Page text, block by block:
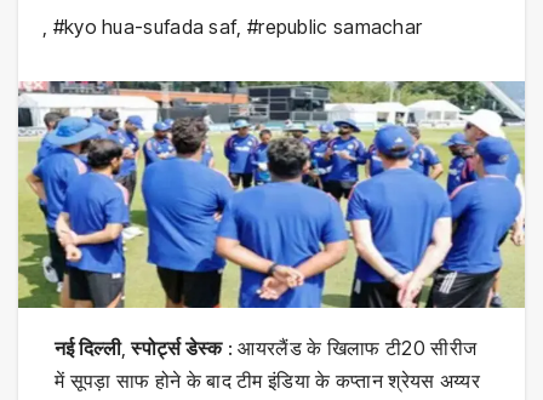
, #kyo hua-sufada saf, #republic samachar
नई दिल्ली,स्पोर्ट्स डेस्क: आयरलैंड के खिलाफ टी20 सीरीज
में सूपड़ा साफ होने के बाद टीम इंडिया के कप्तान श्रेयस अय्यर